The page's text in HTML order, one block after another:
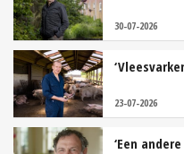
30-07-2026
23-07-2026
‘Een